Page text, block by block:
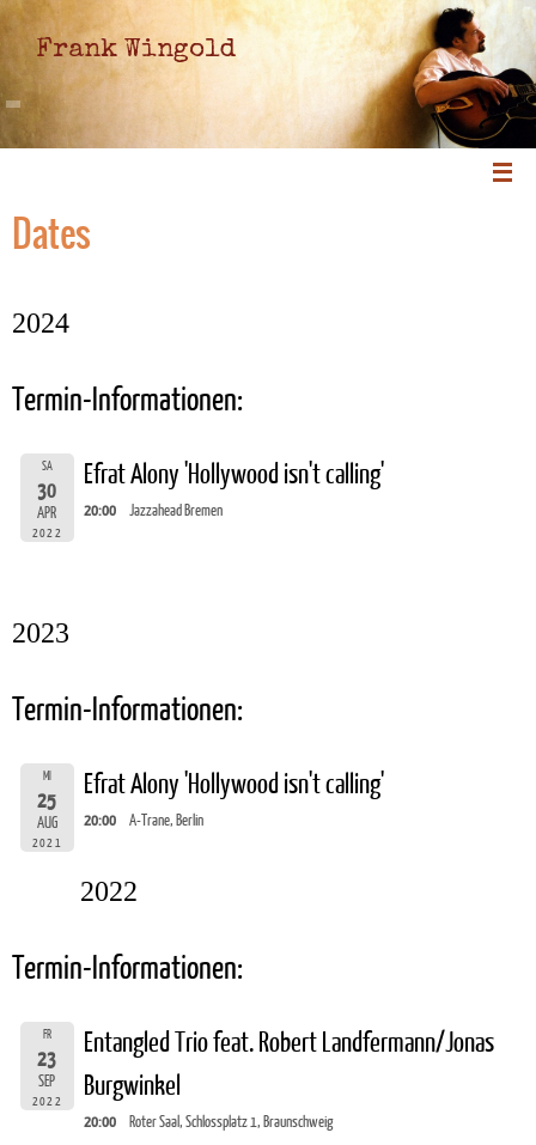
Frank Wingold
Dates
2024
Termin-Informationen:
SA
30
APR
2022
Efrat Alony 'Hollywood isn't calling'
20:00 Jazzahead Bremen
2023
Termin-Informationen:
MI
25
AUG
2021
Efrat Alony 'Hollywood isn't calling'
20:00 A-Trane, Berlin
2022
Termin-Informationen:
FR
23
SEP
2022
Entangled Trio feat. Robert Landfermann/Jonas
Burgwinkel
20:00 Roter Saal, Schlossplatz 1, Braunschweig